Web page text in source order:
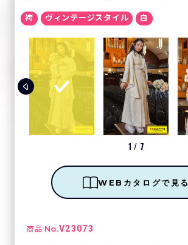
袴 ヴィンテージスタイル 白
1 / 7
WEBカタログで見る
商品 No.V23073